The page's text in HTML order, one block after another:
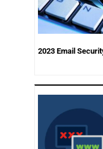
2023 Email